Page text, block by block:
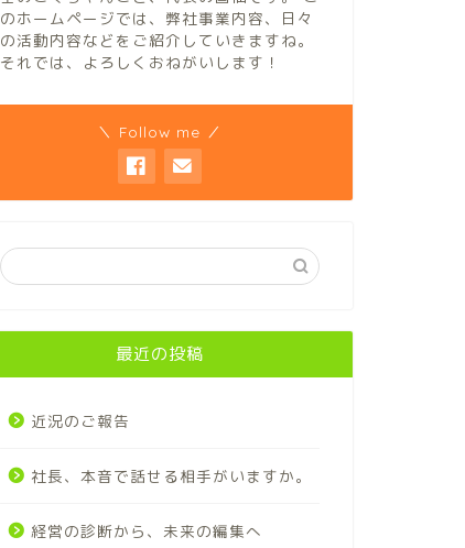
のホームページでは、弊社事業内容、日々
の活動内容などをご紹介していきますね。
それでは、よろしくおねがいします！
＼ Follow me ／
最近の投稿
近況のご報告
社長、本音で話せる相手がいますか。
経営の診断から、未来の編集へ